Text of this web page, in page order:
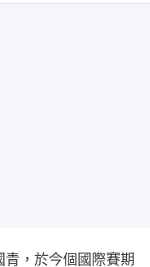
，於今個國際賽期